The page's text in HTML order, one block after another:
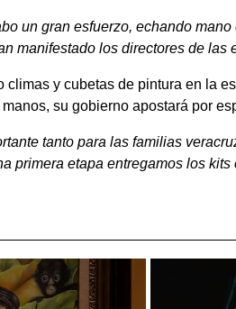
un gran esfuerzo, echando
manifestado los directores de las
climas y cubetas de pintura en la
su gobierno apostará por
tanto para las familias
primera etapa entregamos los